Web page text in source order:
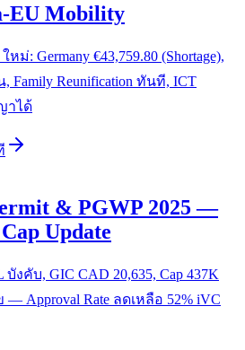
EU Mobility
หม่: Germany €43,759.80 (Shortage),
, Family Reunification ทันที, ICT
าได้
& PGWP 2025 —
Update
งคับ, GIC CAD 20,635, Cap 437K
— Approval Rate ลดเหลือ 52% iVC